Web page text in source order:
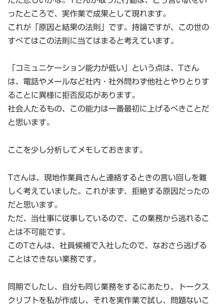
ったところで、実作業で成果として現れます。
これが「原因と結果の法則」です。持論ですが、この世の
すべてはこの法則に当てはまると考えています。
「コミュニケーション能力が低い」という点は、Tさん
は、電話やメールなど社内・社外問わず他社とやりとりす
ることに異様に拒否反応があります。
社会人たるもの、この能力は一番最初に上げるべきことだ
と思います。
ここを少し分析してメモしておきます。
Tさんは、現地作業員さんと連絡するときの言い回しを難
しく考えていました。これがまず、拒絶する原因だったの
だと思います。
ただ、当仕事に従事しているので、この業務から逃れるこ
とは不可能です。
このTさんは、社員候補で入社したので、なおさら逃げる
ことはできない業務です。
同期でしたし、自分も同じ業務をするにあたり、トークス
クリプトを私が作成し、それを実作業で試し、問題ないこ